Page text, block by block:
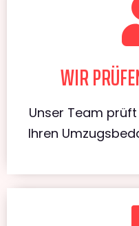
WIR
Unser Team
Ihren